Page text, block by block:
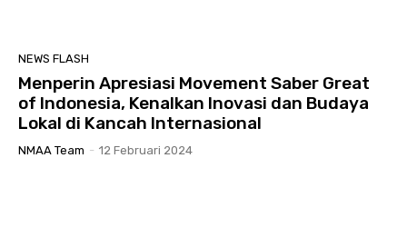
NEWS FLASH
Menperin Apresiasi Movement Saber Great
of Indonesia, Kenalkan Inovasi dan Budaya
Lokal di Kancah Internasional
NMAA Team - 12 Februari 2024